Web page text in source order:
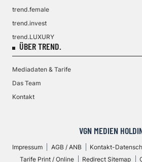
trend.female
trend.invest
trend.LUXURY
ÜBER TREND.
Mediadaten & Tarife
Das Team
Kontakt
VGN MEDIEN
Impressum AGB / ANB Kontakt-
Tarife Print / Online
Redirect Sitemap